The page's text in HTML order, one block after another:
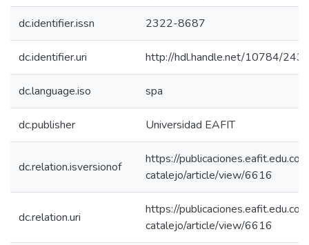
dc.identifier.issn 2322-8687
dc.identifier.uri http://hdl.handle.net/10784/
dc.language.iso spa
dc.publisher Universidad EAFIT
dc.relation.isversionof
https://publicaciones.eafit.edu.co/
catalejo/article/view/6616
dc.relation.uri
https://publicaciones.eafit.edu.co/
catalejo/article/view/6616